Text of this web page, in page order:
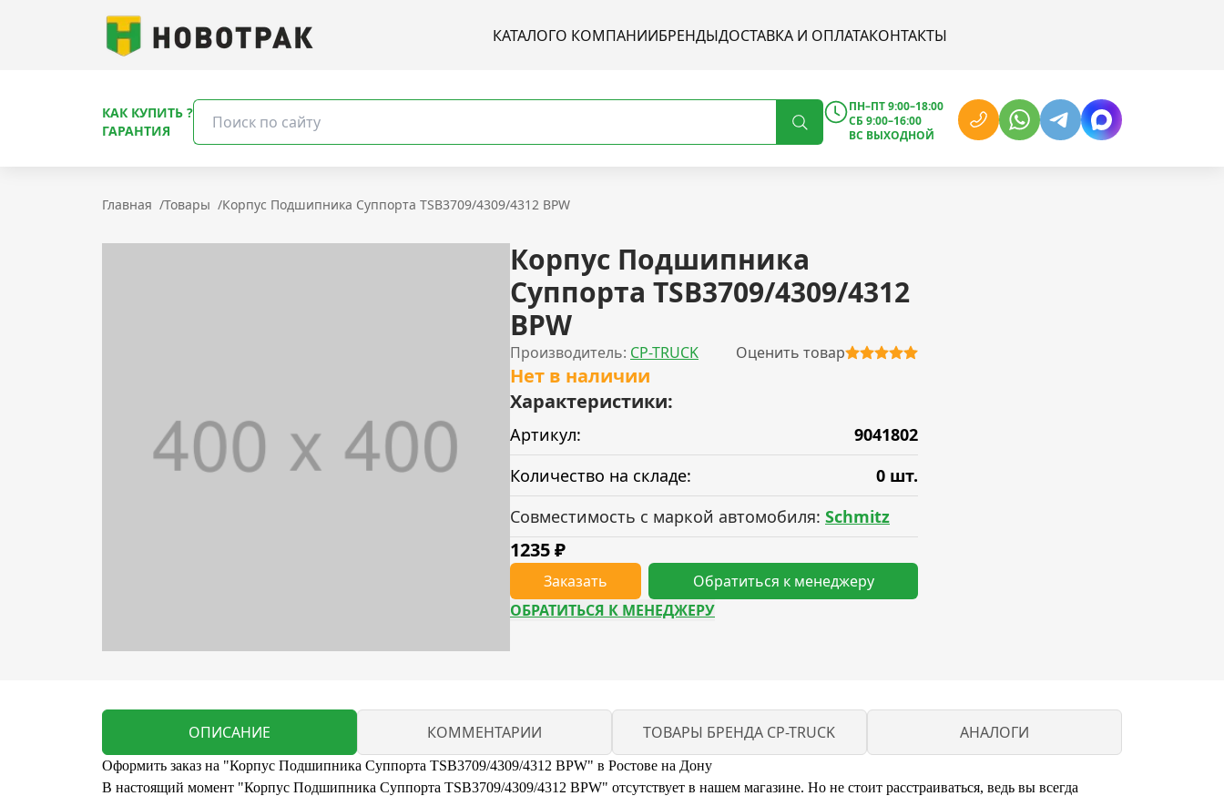
КАТАЛОГО КОМПАНИИБРЕНДЫДОСТАВКА И ОПЛАТАКОНТАКТЫ
КАК КУПИТЬ ?
ГАРАНТИЯ
ПН–ПТ 9:00–18:00
СБ 9:00–16:00
ВС ВЫХОДНОЙ
Главная /Товары /Корпус Подшипника Суппорта TSB3709/4309/4312 BPW
Корпус Подшипника
Суппорта TSB3709/4309/4312
BPW
Производитель: CP-TRUCK Оценить товар
Нет в наличии
Характеристики:
Артикул:
9041802
Количество на складе:
0 шт.
Совместимость с маркой автомобиля: Schmitz
1235₽
Заказать
Обратиться к менеджеру
ОБРАТИТЬСЯ К МЕНЕДЖЕРУ
ОПИСАНИЕ КОММЕНТАРИИ ТОВАРЫ БРЕНДА CP-TRUCK АНАЛОГИ
Оформить заказ на "Корпус Подшипника Суппорта TSB3709/4309/4312 BPW" в Ростове на Дону
В настоящий момент "Корпус Подшипника Суппорта TSB3709/4309/4312 BPW" отсутствует в нашем магазине. Но не стоит расстраиваться, ведь вы всегда